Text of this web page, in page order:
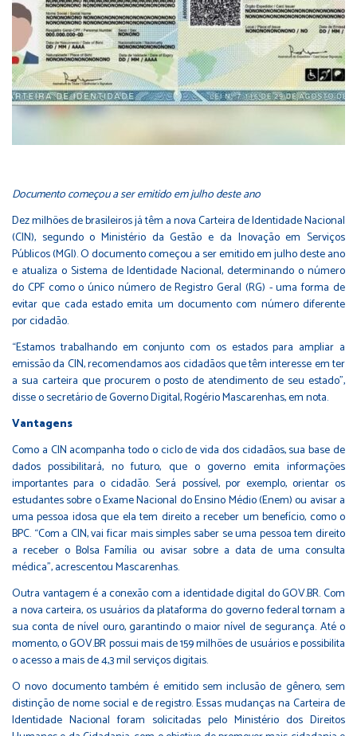
Documento começou a ser emitido em julho deste ano
Dez milhões de brasileiros já têm a nova Carteira de Identidade Nacional
(CIN), segundo o Ministério da Gestão e da Inovação em Serviços
Públicos (MGI). O documento começou a ser emitido em julho deste ano
e atualiza o Sistema de Identidade Nacional, determinando o número
do CPF como o único número de Registro Geral (RG) - uma forma de
evitar que cada estado emita um documento com número diferente
por cidadão.
“Estamos trabalhando em conjunto com os estados para ampliar a
emissão da CIN, recomendamos aos cidadãos que têm interesse em ter
a sua carteira que procurem o posto de atendimento de seu estado”,
disse o secretário de Governo Digital, Rogério Mascarenhas, em nota.
Vantagens
Como a CIN acompanha todo o ciclo de vida dos cidadãos, sua base de
dados possibilitará, no futuro, que o governo emita informações
importantes para o cidadão. Será possível, por exemplo, orientar os
estudantes sobre o Exame Nacional do Ensino Médio (Enem) ou avisar a
uma pessoa idosa que ela tem direito a receber um benefício, como o
BPC. “Com a CIN, vai ficar mais simples saber se uma pessoa tem direito
a receber o Bolsa Família ou avisar sobre a data de uma consulta
médica”, acrescentou Mascarenhas.
Outra vantagem é a conexão com a identidade digital do GOV.BR. Com
a nova carteira, os usuários da plataforma do governo federal tornam a
sua conta de nível ouro, garantindo o maior nível de segurança. Até o
momento, o GOV.BR possui mais de 159 milhões de usuários e possibilita
o acesso a mais de 4,3 mil serviços digitais.
O novo documento também é emitido sem inclusão de gênero, sem
distinção de nome social e de registro. Essas mudanças na Carteira de
Identidade Nacional foram solicitadas pelo Ministério dos Direitos